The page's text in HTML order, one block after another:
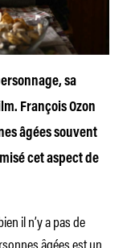
sa
François Ozon
âgées souvent
cet aspect de
il n’y a pas de
âgées est un